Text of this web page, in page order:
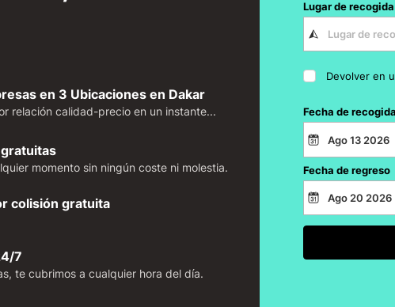
en 3 Ubicaciones en Dakar
relación calidad-precio en un instante...
momento sin ningún coste ni molestia.
colisión gratuita
7
te cubrimos a cualquier hora del día.
Lugar de recogida
Devolver en
Fecha de recogida
Fecha de regreso